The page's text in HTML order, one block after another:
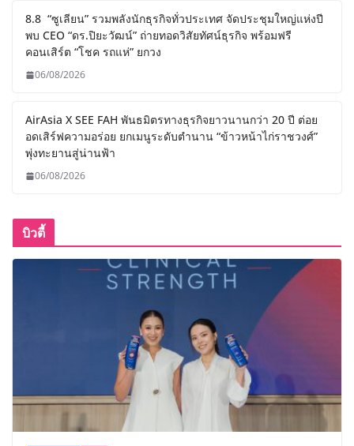
8.8 “ซูเลียน” รวมพลังนักธุรกิจทั่วประเทศ จัดประชุมใหญ่แห่งปี
พบ CEO “ดร.ปิยะวัฒน์” ถ่ายทอดวิสัยทัศน์ธุรกิจ พร้อมฟรี
คอนเสิร์ต “โชค รถแห่” ยกวง
06/08/2026
AirAsia X SEE FAH พันธมิตรทางธุรกิจยาวนานกว่า 20 ปี ต่อย
อดเสิร์ฟความอร่อย ยกเมนูระดับตำนาน “ข้าวหน้าไก่ราชวงศ์”
พุ่งทะยานสู่น่านฟ้า
06/08/2026
บิวตี้